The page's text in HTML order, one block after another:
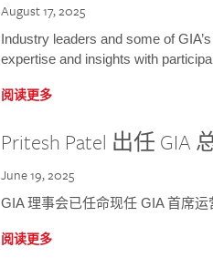
August 17, 2025
Industry leaders and some of
expertise and insights with
阅读更多
Pritesh Patel 出任 GIA
June 19, 2025
GIA 理事会已任命现任 GIA 首席
阅读更多